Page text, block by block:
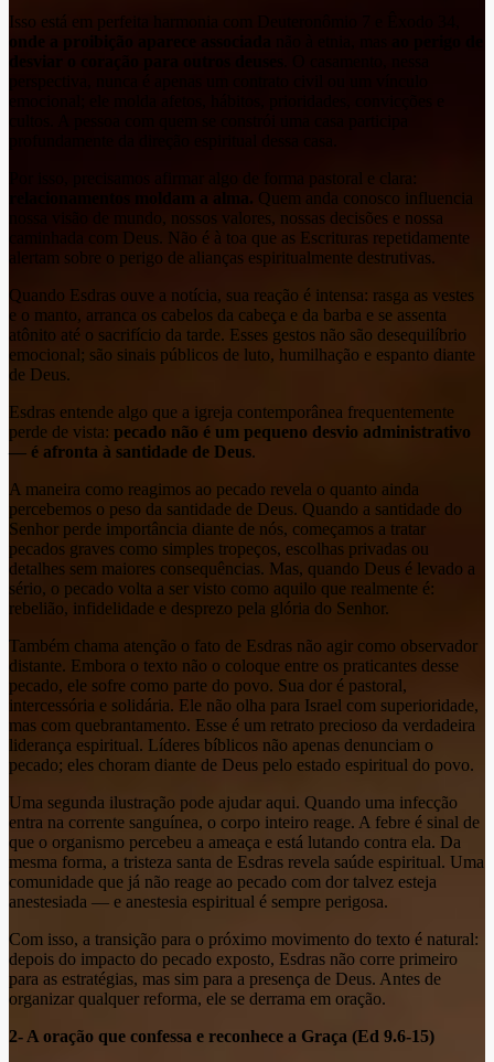
Isso está em perfeita harmonia com Deuteronômio 7 e Êxodo 34,
onde a proibição
desviar o coração para outros deuses
Por isso, precisamos afirmar algo de forma pastoral e clara:
relacionamentos moldam a alma. Quem anda conosco influencia
nossa visão de mundo, nossos valores, nossas decisões e nossa
caminhada com Deus. Não é à toa que as Escrituras repetidamente
alertam sobre o perigo de alianças espiritualmente destrutivas.
Quando Esdras ouve a notícia, sua reação é intensa: rasga as vestes
e o manto, arranca os cabelos da cabeça e da barba e se assenta
atônito até o sacrifício da tarde. Esses gestos não são desequilíbrio
emocional; são sinais públicos de luto, humilhação e espanto diante
de Deus.
Esdras entende algo que a igreja contemporânea frequentemente
perde de vista: pecado não é um pequeno desvio administrativo
— é afronta à santidade de Deus.
A maneira como reagimos ao pecado revela o quanto ainda
percebemos o peso da santidade de Deus. Quando a santidade do
Senhor perde importância diante de nós, começamos a tratar
pecados graves como simples tropeços, escolhas privadas ou
detalhes sem maiores consequências. Mas, quando Deus é levado a
sério, o pecado volta a ser visto como aquilo que realmente é:
rebelião, infidelidade e desprezo pela glória do Senhor.
Também chama atenção o fato de Esdras não agir como observador
distante. Embora o texto não o coloque entre os praticantes desse
pecado, ele sofre como parte do povo. Sua dor é pastoral,
intercessória e solidária. Ele não olha para Israel com superioridade,
mas com quebrantamento. Esse é um retrato precioso da verdadeira
liderança espiritual. Líderes bíblicos não apenas denunciam o
pecado; eles choram diante de Deus pelo estado espiritual do povo.
Uma segunda ilustração pode ajudar aqui. Quando uma infecção
entra na corrente sanguínea, o corpo inteiro reage. A febre é sinal de
que o organismo percebeu a ameaça e está lutando contra ela. Da
mesma forma, a tristeza santa de Esdras revela saúde espiritual. Uma
comunidade que já não reage ao pecado com dor talvez esteja
anestesiada — e anestesia espiritual é sempre perigosa.
Com isso, a transição para o próximo movimento do texto é natural:
depois do impacto do pecado exposto, Esdras não corre primeiro
para as estratégias, mas sim para a presença de Deus. Antes de
organizar qualquer reforma, ele se derrama em oração.
2- A oração que confessa e reconhece a Graça (Ed 9.6-15)